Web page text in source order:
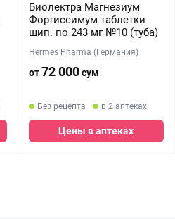
Биолектра Магнезиум
Фортиссимум таблетки
шип. по 243 мг №10 (туба)
Hermes Pharma (Германия)
от72 000сум
Без рецепта в 2 аптеках
Цены в аптеках